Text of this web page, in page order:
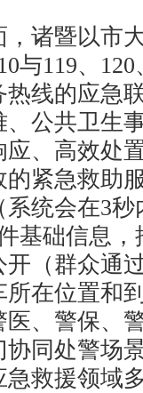
诸暨以市
与119、
线的应急
公共卫生
、高效处
紧急救助
统会在3秒
基础信息
（群众通
在位置和
、警保、
同处警场
救援领域